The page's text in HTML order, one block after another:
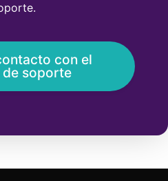
con el
soporte